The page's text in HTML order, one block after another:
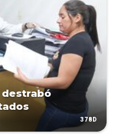
destrabó
378D